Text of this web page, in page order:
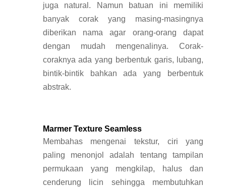
juga natural. Namun batuan ini memiliki
banyak corak yang masing-masingnya
diberikan nama agar orang-orang dapat
dengan mudah mengenalinya. Corak-
coraknya ada yang berbentuk garis, lubang,
bintik-bintik bahkan ada yang berbentuk
abstrak.
Marmer Texture Seamless
Membahas mengenai tekstur, ciri yang
paling menonjol adalah tentang tampilan
permukaan yang mengkilap, halus dan
cenderung licin sehingga membutuhkan